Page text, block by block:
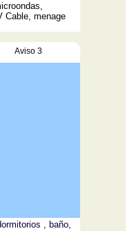
Cable, menage
Aviso 3
, baño,